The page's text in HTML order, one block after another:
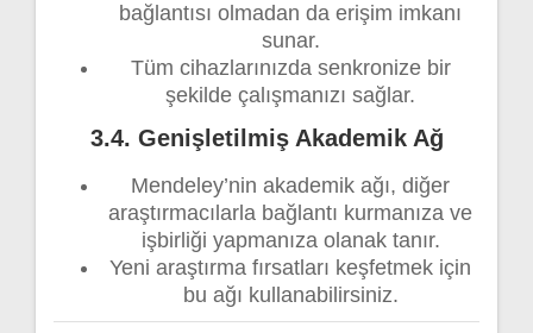
bağlantısı olmadan da erişim imkanı
sunar.
Tüm cihazlarınızda senkronize bir
şekilde çalışmanızı sağlar.
3.4. Genişletilmiş Akademik Ağ
Mendeley’nin akademik ağı, diğer
araştırmacılarla bağlantı kurmanıza ve
işbirliği yapmanıza olanak tanır.
Yeni araştırma fırsatları keşfetmek için
bu ağı kullanabilirsiniz.